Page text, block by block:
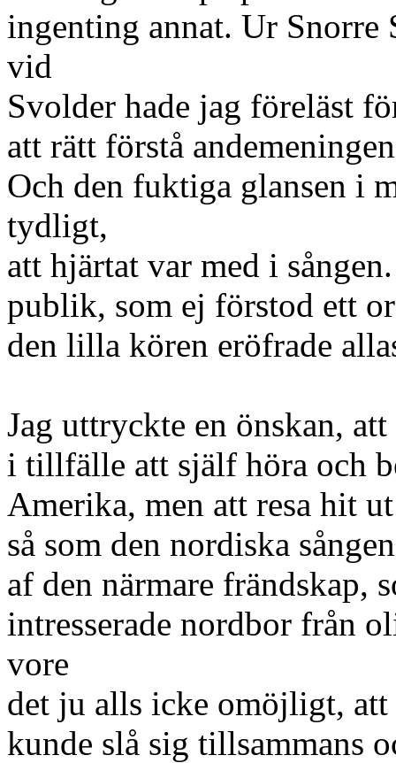
ingenting annat. Ur Snorre
vid
Svolder hade jag föreläst
att rätt förstå
Och den fuktiga glansen i
tydligt,
att hjärtat var med i
publik, som ej förstod ett
den lilla kören eröfrade
Jag uttryckte en önskan,
i tillfälle att själf höra och
Amerika, men att resa hit
så som den nordiska
af den närmare frändskap,
intresserade nordbor från
vore
det ju alls icke omöjligt, att
kunde slå sig tillsammans